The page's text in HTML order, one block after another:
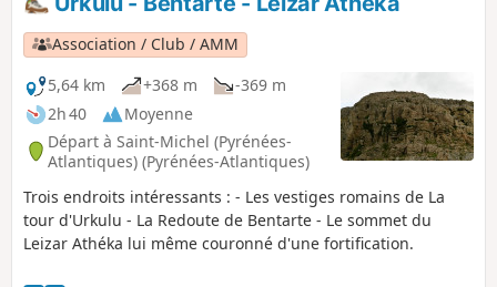
Association / Club / AMM
5,64 km
+368 m
-369 m
2h 40
Moyenne
Départ à Saint-Michel (Pyrénées-
Atlantiques) (Pyrénées-Atlantiques)
Trois endroits intéressants : - Les vestiges romains de La
tour d'Urkulu - La Redoute de Bentarte - Le sommet du
Leizar Athéka lui même couronné d'une fortification.